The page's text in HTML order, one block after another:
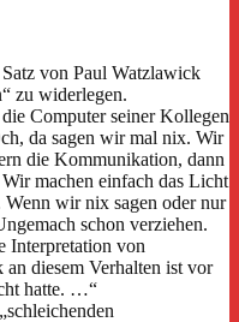
von Paul Watzlawick
zu widerlegen.
Computer seiner Kollegen
da sagen wir mal nix. Wir
die Kommunikation, dann
machen einfach das Licht
wir nix sagen oder nur
schon verziehen.
Interpretation von
diesem Verhalten ist vor
hatte. …“